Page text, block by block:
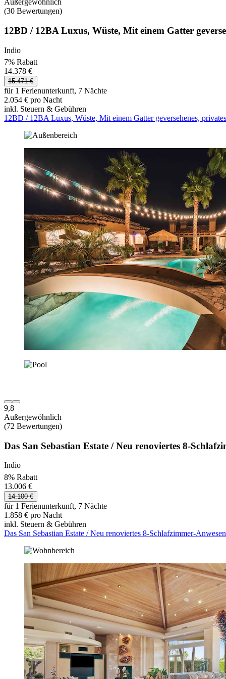
Außergewöhnlich
(30 Bewertungen)
12BD / 12BA Luxus, Wüste, Mit einem Gatter
Indio
7% Rabatt
14.378 €
15.471 €
für 1 Ferienunterkunft, 7 Nächte
2.054 € pro Nacht
inkl. Steuern & Gebühren
12BD / 12BA Luxus, Wüste, Mit einem Gatter geversehenes,
9,8
Außergewöhnlich
(72 Bewertungen)
Das San Sebastian Estate / Neu renoviertes 8-
Indio
8% Rabatt
13.006 €
14.100 €
für 1 Ferienunterkunft, 7 Nächte
1.858 € pro Nacht
inkl. Steuern & Gebühren
Das San Sebastian Estate / Neu renoviertes 8-Schlafzimmer-Anwesen